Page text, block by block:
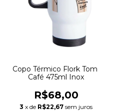
Copo Térmico Flork Tom
Café 475ml Inox
R$68,00
3 x de R$22,67 sem juros